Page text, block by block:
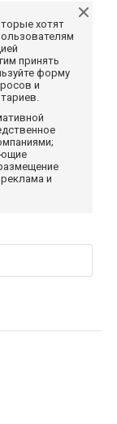
хотят
принять
форму
и
и